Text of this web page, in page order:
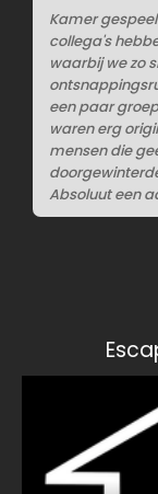
Kamer
collega's
waarbij we zo
een paar
waren erg
mensen die
Absoluut een